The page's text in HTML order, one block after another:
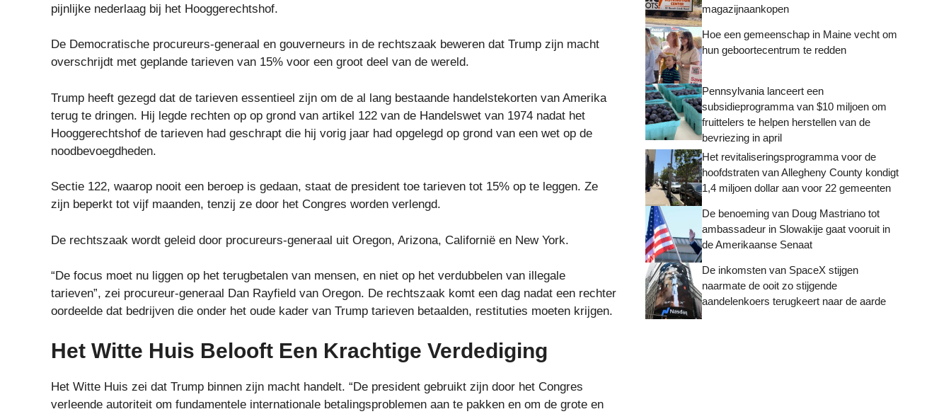
pijnlijke nederlaag bij het Hooggerechtshof.
De Democratische procureurs-generaal en gouverneurs in de rechtszaak beweren dat Trump zijn macht
overschrijdt met geplande tarieven van 15% voor een groot deel van de wereld.
Trump heeft gezegd dat de tarieven essentieel zijn om de al lang bestaande handelstekorten van Amerika
terug te dringen. Hij legde rechten op op grond van artikel 122 van de Handelswet van 1974 nadat het
Hooggerechtshof de tarieven had geschrapt die hij vorig jaar had opgelegd op grond van een wet op de
noodbevoegdheden.
Sectie 122, waarop nooit een beroep is gedaan, staat de president toe tarieven tot 15% op te leggen. Ze
zijn beperkt tot vijf maanden, tenzij ze door het Congres worden verlengd.
De rechtszaak wordt geleid door procureurs-generaal uit Oregon, Arizona, Californië en New York.
“De focus moet nu liggen op het terugbetalen van mensen, en niet op het verdubbelen van illegale
tarieven”, zei procureur-generaal Dan Rayfield van Oregon. De rechtszaak komt een dag nadat een rechter
oordeelde dat bedrijven die onder het oude kader van Trump tarieven betaalden, restituties moeten krijgen.
Het Witte Huis Belooft Een Krachtige Verdediging
Het Witte Huis zei dat Trump binnen zijn macht handelt. “De president gebruikt zijn door het Congres
verleende autoriteit om fundamentele internationale betalingsproblemen aan te pakken en om de grote en
magazijnaankopen
Hoe een gemeenschap in Maine vecht om
hun geboortecentrum te redden
Pennsylvania lanceert een
subsidieprogramma van $10 miljoen om
fruittelers te helpen herstellen van de
bevriezing in april
Het revitaliseringsprogramma voor de
hoofdstraten van Allegheny County kondigt
1,4 miljoen dollar aan voor 22 gemeenten
De benoeming van Doug Mastriano tot
ambassadeur in Slowakije gaat vooruit in
de Amerikaanse Senaat
De inkomsten van SpaceX stijgen
naarmate de ooit zo stijgende
aandelenkoers terugkeert naar de aarde